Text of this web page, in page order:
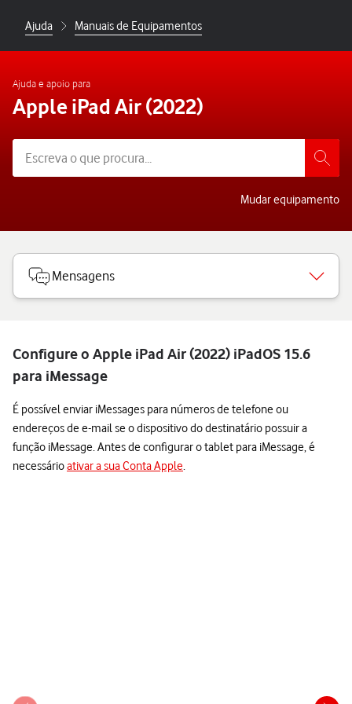
Ajuda Manuais de Equipamentos
Ajuda e apoio para
Apple iPad Air (2022)
Mudar equipamento
Mensagens
Configure o Apple iPad Air (2022) iPadOS 15.6
para iMessage
É possível enviar iMessages para números de telefone ou
endereços de e-mail se o dispositivo do destinatário possuir a
função iMessage. Antes de configurar o tablet para iMessage, é
necessárioativar a sua Conta Apple.